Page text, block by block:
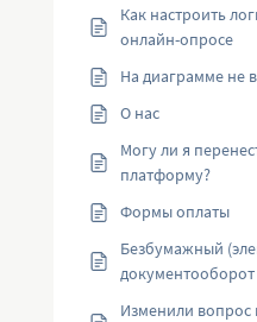
Как настроить
онлайн-опросе
На диаграмме не
О нас
Могу ли я
платформу?
Формы оплаты
Безбумажный
документооборот
Изменили вопрос